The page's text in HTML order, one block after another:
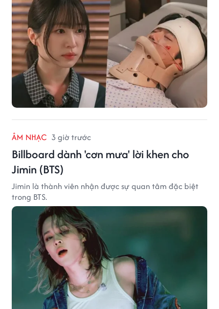
ÂM NHẠC 3 giờ trước
Billboard dành 'cơn mưa' lời khen cho
Jimin (BTS)
Jimin là thành viên nhận được sự quan tâm đặc biệt
trong BTS.